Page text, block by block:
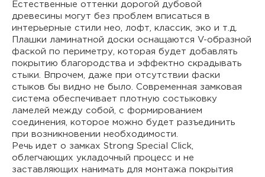
Естественные оттенки дорогой дубовой
древесины могут без проблем вписаться в
интерьерные стили нео, лофт, классик, эко и т.д.
Плашки ламинатной доски оснащаются V-образной
фаской по периметру, которая будет добавлять
покрытию благородства и эффектно скрадывать
стыки. Впрочем, даже при отсутствии фаски
стыков бы видно не было. Современная замковая
система обеспечивает плотную состыковку
ламелей между собой, с формированием
соединения, которое можно будет разъединить
при возникновении необходимости.
Речь идет о замках Strong Special Click,
облегчающих укладочный процесс и не
заставляющих нанимать для монтажа покрытия